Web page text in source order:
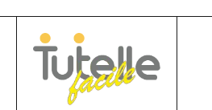
Aller
contenu